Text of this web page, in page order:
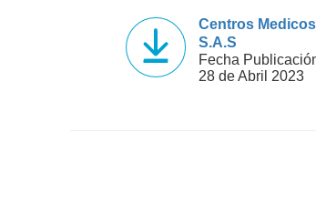
Centros
S.A.S
Fecha
28 de Abril 2023